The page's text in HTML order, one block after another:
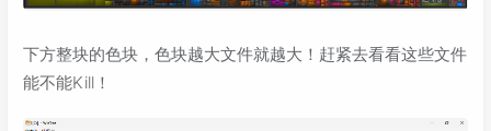
下方整块的色块，色块越大文件就越大！赶紧去看看这些文件
能不能Kill！